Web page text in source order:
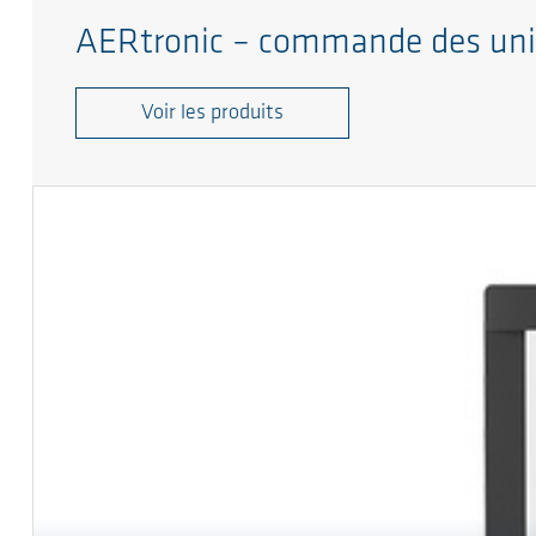
AERtronic – commande des
Voir les produits